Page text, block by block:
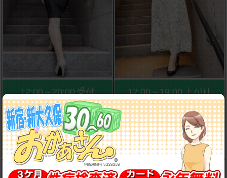
12:00～20:00受付
ご案内可能
まどか
59歳 T.160B.87(C) W.65H.87
12:00～19:00上がり
ご案内可能
えみ
57歳 T.158 B.84(B)W.73 H.93